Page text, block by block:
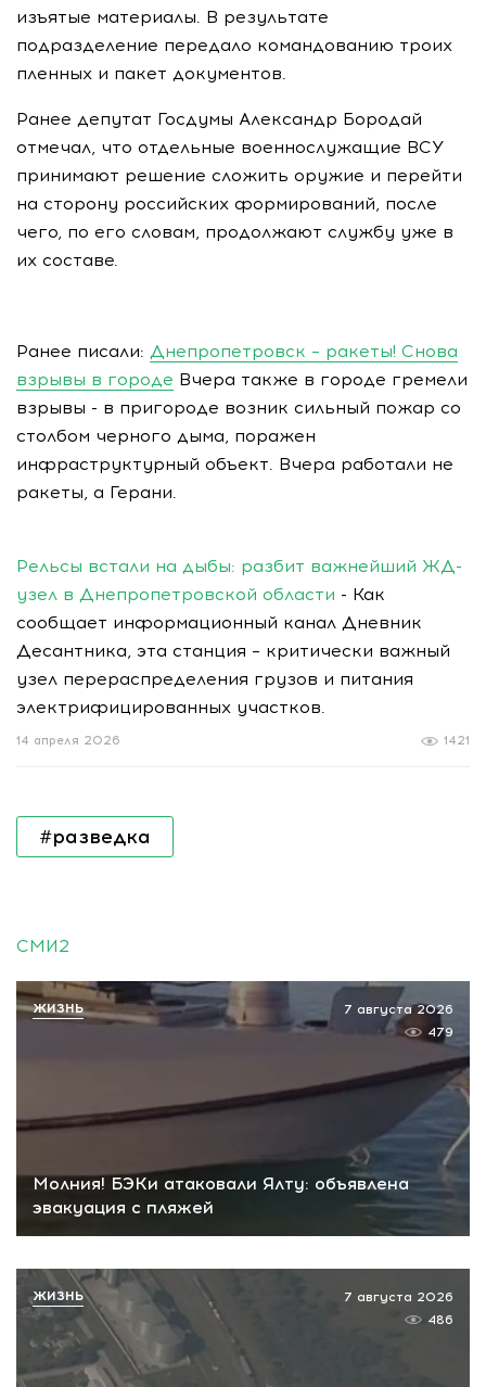
изъятые материалы. В результате
подразделение передало командованию троих
пленных и пакет документов.
Ранее депутат Госдумы Александр Бородай
отмечал, что отдельные военнослужащие ВСУ
принимают решение сложить оружие и перейти
на сторону российских формирований, после
чего, по его словам, продолжают службу уже в
их составе.
Ранее писали: Днепропетровск – ракеты! Снова
взрывы в городе Вчера также в городе гремели
взрывы - в пригороде возник сильный пожар со
столбом черного дыма, поражен
инфраструктурный объект. Вчера работали не
ракеты, а Герани.
Рельсы встали на дыбы: разбит важнейший ЖД-
узел в Днепропетровской области - Как
сообщает информационный канал Дневник
Десантника, эта станция – критически важный
узел перераспределения грузов и питания
электрифицированных участков.
1421
14 апреля 2026
#разведка
СМИ2
Молния! БЭКи атаковали Ялту: объявлена
эвакуация с пляжей
7 августа 2026
479
ЖИЗНЬ
7 августа 2026
486
ЖИЗНЬ